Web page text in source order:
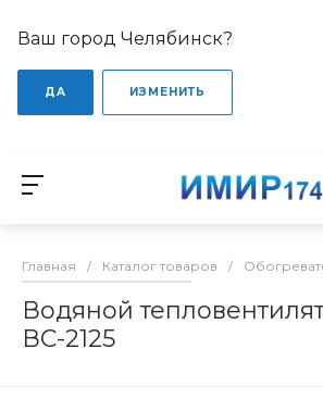
Ваш город Челябинск?
ДА ИЗМЕНИТЬ
Главная / Каталог товаров /
Водяной
ВС-2125